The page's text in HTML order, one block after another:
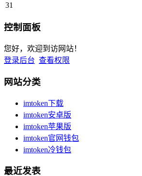
31
控制面板
您好，欢迎到访网站！
登录后台 查看权限
网站分类
imtoken下载
imtoken安卓版
imtoken苹果版
imtoken官网钱包
imtoken冷钱包
最近发表